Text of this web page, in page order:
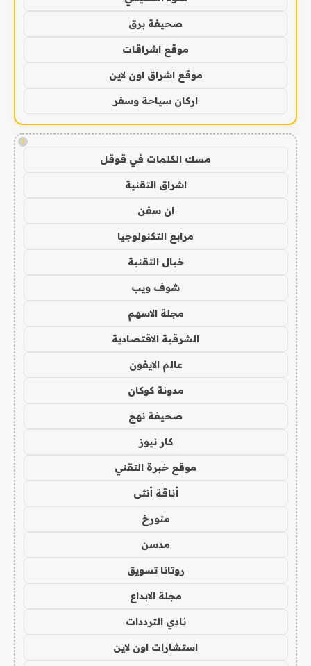
صحيفة برق
موقع اشراقات
موقع اشراق اون لاين
اركان سياحة وسفر
!
مسك الكلمات في قوقل
اشراق التقنية
ان سفن
مرابع التكنولوجيا
خيال التقنية
شوف ويب
مجلة الاسهم
الشرقية الاقتصادية
عالم الايفون
مدونة كوكان
صحيفة نهج
كار نيوز
موقع خبرة التقني
أناقة أنثى
متورخ
مدسن
روتانا تسويق
مجلة الابداع
نادي الترددات
استشارات اون لاين